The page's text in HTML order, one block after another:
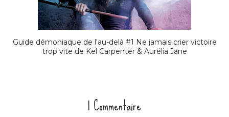
Guide démoniaque de l'au-delà #1 Ne jamais crier victoire
trop vite de Kel Carpenter & Aurélia Jane
1 Commentaire